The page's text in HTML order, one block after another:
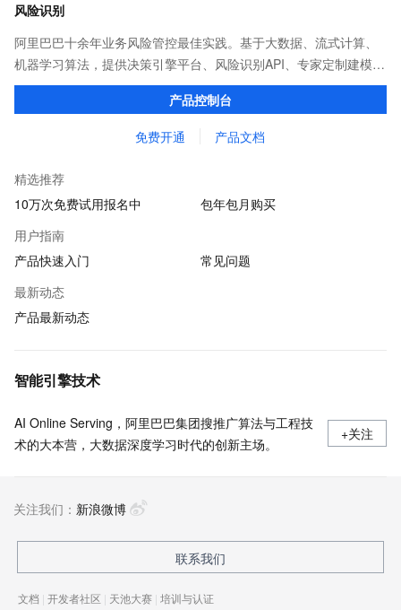
风险识别
阿里巴巴十余年业务风险管控最佳实践。基于大数据、流式计算、
机器学习算法，提供决策引擎平台、风险识别API、专家定制建模等
多维风控服务，一站式解决企业在用户注册、运营活动、交易、信
贷审核等关键业务中所遇到的欺诈问题。
产品控制台
免费开通 产品文档
精选推荐
10万次免费试用报名中
包年包月购买
用户指南
产品快速入门
常见问题
最新动态
产品最新动态
智能引擎技术
AI Online Serving，阿里巴巴集团搜推广算法与工程技
术的大本营，大数据深度学习时代的创新主场。
+关注
关注我们： 新浪微博
联系我们
文档 | 开发者社区 | 天池大赛 | 培训与认证